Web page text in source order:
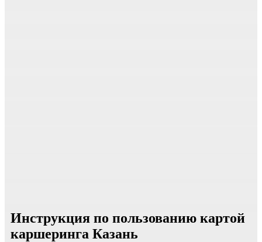
Инструкция по пользованию картой
каршеринга Казань